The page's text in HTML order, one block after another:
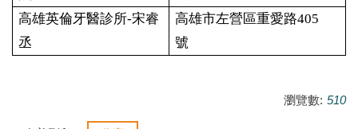
高雄英倫牙醫診所-宋睿
丞
高雄市左營區重愛路405
號
瀏覽數: 510